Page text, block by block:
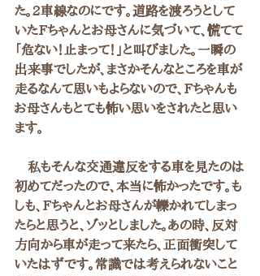
た。2車線なのにです。道路を渡ろうとして
いたFちゃんとお母さんに気づいて、慌てて
「危ない！止まって！」と叫びました。一瞬の
出来事でしたが、まさかそんなところを車が
走るなんて思いもよらないので、Fちゃんも
お母さんもとても怖い思いをされたと思い
ます。
私もそんな交通違反をする車を見たのは
初めてだったので、本当に怖かったです。も
しも、Fちゃんとお母さんが轢かれてしまっ
たらと思うと、ゾッとしました。あの時、反対
方向から車が走って来たら、正面衝突して
いたはずです。常識では考えられないこと